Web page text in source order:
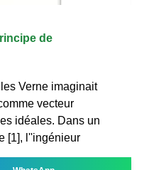
de
Verne imaginait
vecteur
idéales. Dans un
[1], l''ingénieur